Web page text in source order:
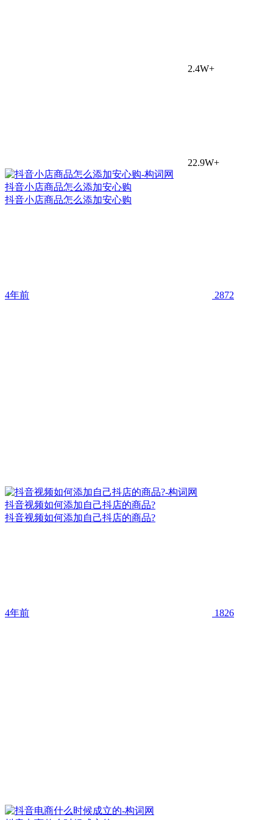
2.4W+
22.9W+
抖音小店商品怎么添加安心购
抖音小店商品怎么添加安心购
4年前 2872
抖音视频如何添加自己抖店的商品?
抖音视频如何添加自己抖店的商品?
4年前 1826